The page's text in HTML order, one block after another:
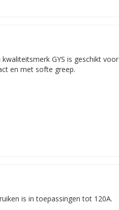
GYS is geschikt voor
en met softe greep.
is in toepassingen tot 120A.